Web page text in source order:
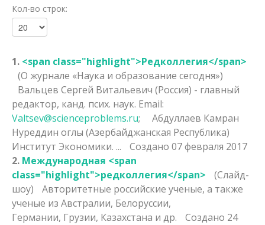
Политические науки
Культурология
Науки о земле
Кол-во строк:
1. <span class="highlight">Редколлегия</span>
(О журнале «Наука и образование сегодня»)
Вальцев Сергей Витальевич (Россия) - главный
редактор, канд. псих. наук. Email:
Valtsev@scienceproblems.ru; Абдуллаев Камран
Нуреддин оглы (Азербайджанская Республика)
Институт Экономики. ...
Создано 07 февраля 2017
2. Международная <span
class="highlight">редколлегия</span>
(Слайд-
шоу)
Авторитетные российские ученые, а также
ученые из Австралии, Белоруссии,
Германии, Грузии, Казахстана и др.
Создано 24